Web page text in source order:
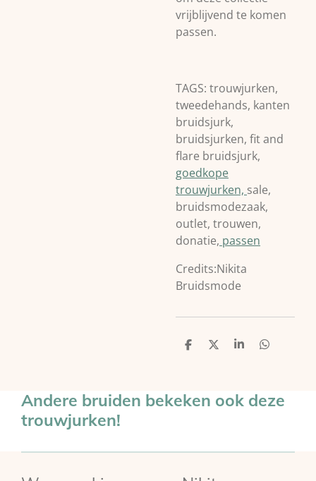
vrijblijvend te komen
passen.
TAGS: trouwjurken,
tweedehands, kanten
bruidsjurk,
bruidsjurken, fit and
flare bruidsjurk,
goedkope
trouwjurken, sale,
bruidsmodezaak,
outlet, trouwen,
donatie, passen
Credits:Nikita
Bruidsmode
D
D
S
e
D
Andere bruiden bekeken ook deze
trouwjurken!